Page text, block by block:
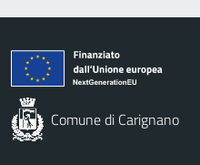
Comune di Carignano